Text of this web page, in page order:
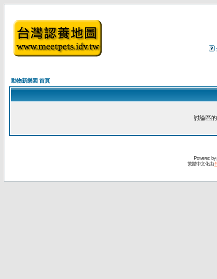
動物新樂園 首頁
討論區
Powered by
繁體中文化由